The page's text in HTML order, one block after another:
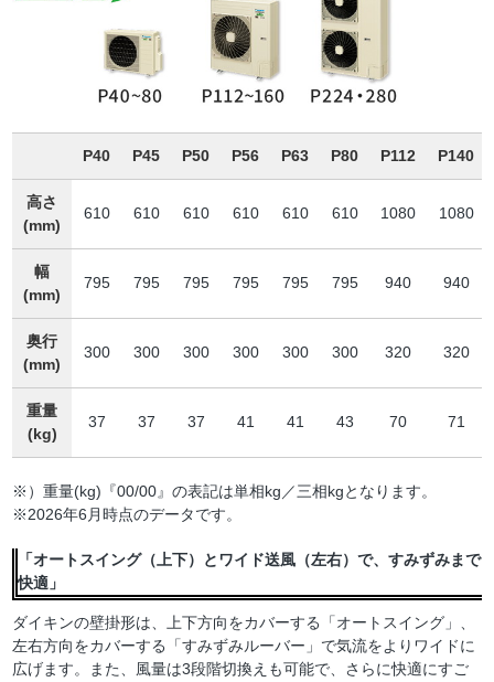
P40 P45 P50 P56 P63 P80 P112 P140
高さ
(mm)
610 610 610 610 610 610 1080 1080
幅
(mm)
795 795 795 795 795 795 940 940
奥行
(mm)
300 300 300 300 300 300 320 320
重量
(kg)
37 37 37 41 41 43 70 71
※）重量(kg)『00/00』の表記は単相kg／三相kgとなります。
※2026年6月時点のデータです。
「オートスイング（上下）とワイド送風（左右）で、すみずみまで
快適」
ダイキンの壁掛形は、上下方向をカバーする「オートスイング」、
左右方向をカバーする「すみずみルーバー」で気流をよりワイドに
広げます。また、風量は3段階切換えも可能で、さらに快適にすご